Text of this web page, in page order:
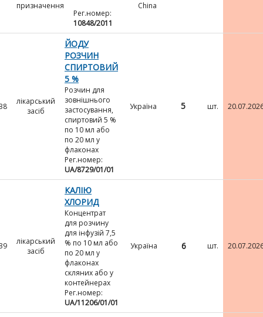
призначення
Рег.номер:
10848/2011
China
лікарський
засіб
ЙОДУ
РОЗЧИН
СПИРТОВИЙ
5 %
Розчин для
зовнішнього
застосування,
спиртовий 5 %
по 10 мл або
по 20 мл у
флаконах
Рег.номер:
UA/8729/01/01
Україна 5 шт.
лікарський
засіб
КАЛІЮ
ХЛОРИД
Концентрат
для розчину
для інфузій 7,5
% по 10 мл або
по 20 мл у
флаконах
скляних або у
контейнерах
Рег.номер:
UA/11206/01/01
Україна 6 шт.